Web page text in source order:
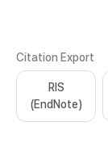
Citation Export
RIS
(EndNote)